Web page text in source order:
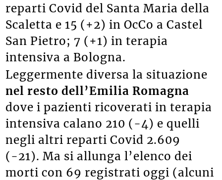
reparti Covid del Santa Maria della
Scaletta e 15 (+2) in OcCo a Castel
San Pietro; 7 (+1) in terapia
intensiva a Bologna.
Leggermente diversa la situazione
nel resto dell’Emilia Romagna
dove i pazienti ricoverati in terapia
intensiva calano 210 (-4) e quelli
negli altri reparti Covid 2.609
(-21). Ma si allunga l’elenco dei
morti con 69 registrati oggi (alcuni